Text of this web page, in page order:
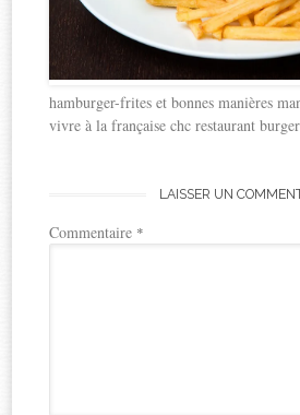
hamburger-frites et bonnes manières
vivre à la française chc restaurant
LAISSER UN
Commentaire *